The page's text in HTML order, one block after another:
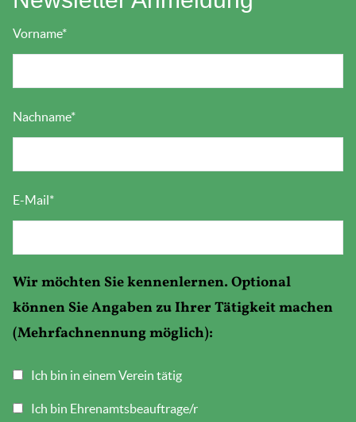
Vorname*
Nachname*
E-Mail*
Wir möchten Sie kennenlernen. Optional
können Sie Angaben zu Ihrer Tätigkeit machen
(Mehrfachnennung möglich):
Ich bin in einem Verein tätig
Ich bin Ehrenamtsbeauftrage/r